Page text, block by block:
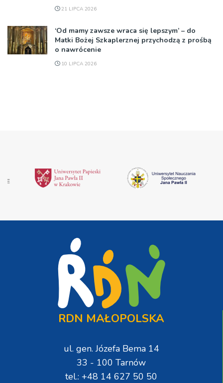
21 LIPCA 2026
‘Od mamy zawsze wraca się lepszym’ – do
Matki Bożej Szkaplerznej przychodzą z prośbą
o nawrócenie
10 LIPCA 2026
RDN MAŁOPOLSKA
ul. gen. Józefa Bema 14
33 - 100 Tarnów
tel.: +48 14 627 50 50